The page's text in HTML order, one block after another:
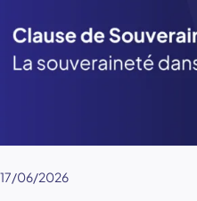
17/06/2026